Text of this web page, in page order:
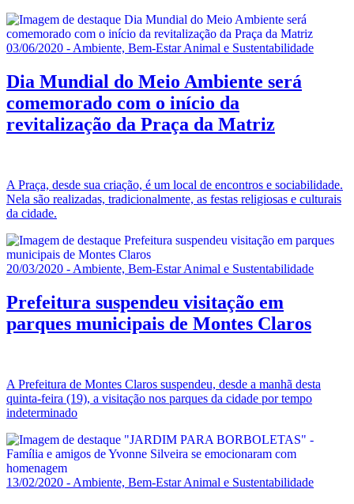
03/06/2020 - Ambiente, Bem-Estar Animal e Sustentabilidade
Dia Mundial do Meio Ambiente será
comemorado com o início da
revitalização da Praça da Matriz
A Praça, desde sua criação, é um local de encontros e sociabilidade.
Nela são realizadas, tradicionalmente, as festas religiosas e culturais
da cidade.
20/03/2020 - Ambiente, Bem-Estar Animal e Sustentabilidade
Prefeitura suspendeu visitação em
parques municipais de Montes Claros
A Prefeitura de Montes Claros suspendeu, desde a manhã desta
quinta-feira (19), a visitação nos parques da cidade por tempo
indeterminado
13/02/2020 - Ambiente, Bem-Estar Animal e Sustentabilidade